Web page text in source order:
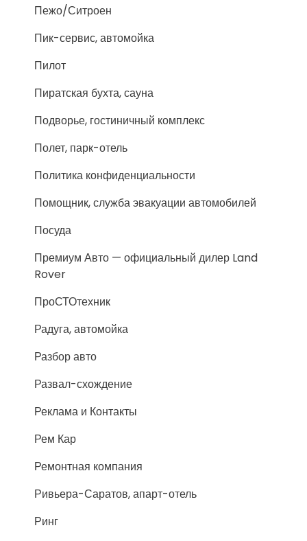
Пежо/Ситроен
Пик-сервис, автомойка
Пилот
Пиратская бухта, сауна
Подворье, гостиничный комплекс
Полет, парк-отель
Политика конфиденциальности
Помощник, служба эвакуации автомобилей
Посуда
Премиум Авто — официальный дилер Land
Rover
ПроСТОтехник
Радуга, автомойка
Разбор авто
Развал-схождение
Реклама и Контакты
Рем Кар
Ремонтная компания
Ривьера-Саратов, апарт-отель
Ринг